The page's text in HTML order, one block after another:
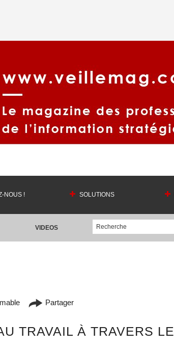
NOUS ! SOLUTIONS
VIDEOS
Partager
TRAVAIL À TRAVERS LE